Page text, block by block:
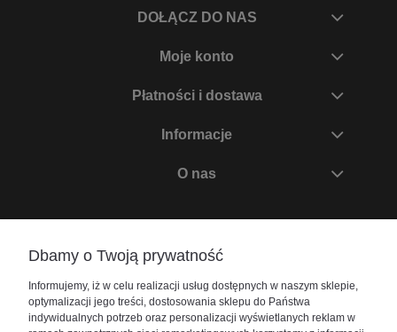
DOŁĄCZ DO NAS
Moje konto
Płatności i dostawa
Informacje
O nas
+48 730 447 156
bok@akwarium24.pl
Dbamy o Twoją prywatność
Informujemy, iż w celu realizacji usług dostępnych w naszym sklepie,
optymalizacji jego treści, dostosowania sklepu do Państwa
indywidualnych potrzeb oraz personalizacji wyświetlanych reklam w